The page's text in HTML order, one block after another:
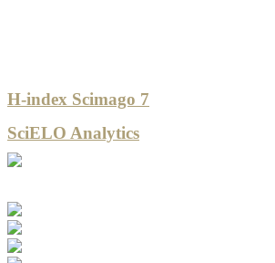
H-index Scimago 7
SciELO Analytics